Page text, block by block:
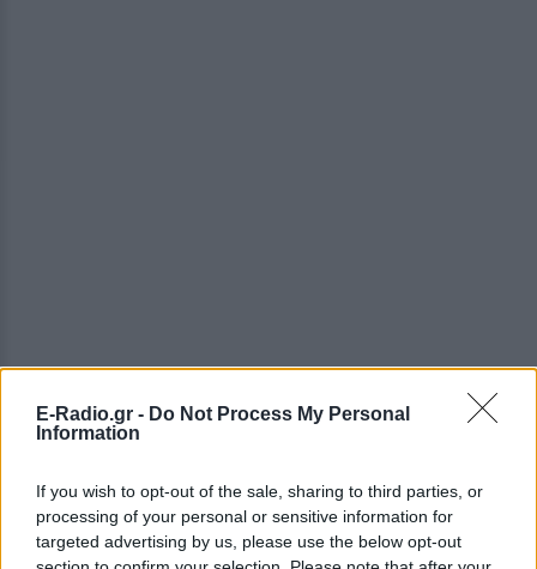
E-Radio.gr - Do Not Process My Personal
Information
If you wish to opt-out of the sale, sharing to third parties, or
processing of your personal or sensitive information for
targeted advertising by us, please use the below opt-out
ΔΕΙΤΕ ΕΠΙΣΗΣ
ΣΤΗΝ ΙΔΙΑ ΚΑΤΗΓΟΡΙΑ
«Θέλω τον μπαμπά μου»: Το
βίντεο της μεθυσμένης οδηγού